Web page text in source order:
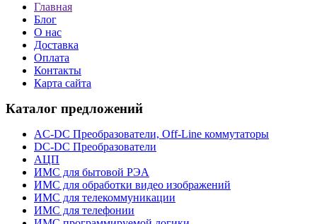
Главная
Блог
О нас
Доставка
Оплата
Контакты
Карта сайта
Каталог предложений
AC-DC Преобразователи, Off-Line коммутаторы
DC-DC Преобразователи
АЦП
ИМС для бытовой РЭА
ИМС для обработки видео изображений
ИМС для телекоммуникации
ИМС для телефонии